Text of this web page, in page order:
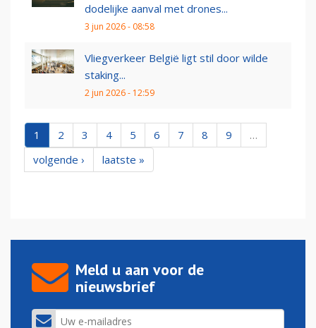
dodelijke aanval met drones...
3 jun 2026 - 08:58
Vliegverkeer België ligt stil door wilde
staking...
2 jun 2026 - 12:59
1 2 3 4 5 6 7 8 9
…
volgende ›
laatste »
Meld u aan voor de
nieuwsbrief